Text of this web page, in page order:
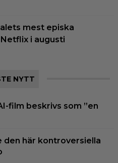
mest episka
i augusti
NYTT
film beskrivs som ”en
den här kontroversiella